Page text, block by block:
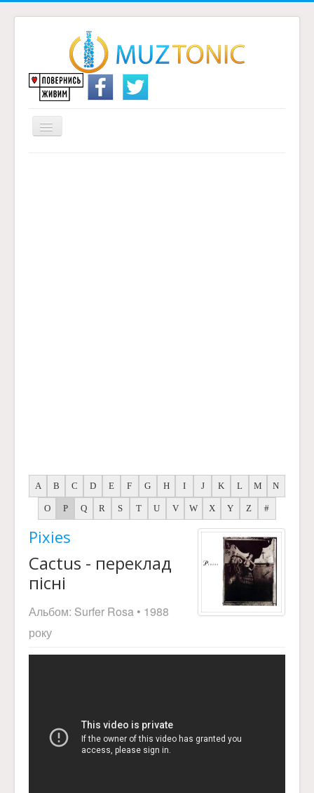
Перемикач
навігації
A B C D E F G H I J K L M N
O P Q R S T U V W X Y Z #
Pixies
Cactus - переклад
пісні
Альбом: Surfer Rosa • 1988
року